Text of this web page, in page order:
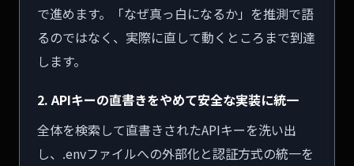
で進めます。「なぜ真っ白になるか」を推測で語
るのではなく、実際に直して動くところまで到達
します。
2. APIキーの直書きをやめて安全な実装に統一
全体を検索して直書きされたAPIキーを洗い出
し、.envファイルへの外部化と認証方式の統一を